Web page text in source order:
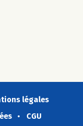
légales
CGU